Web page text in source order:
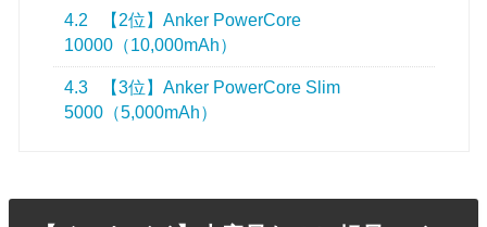
4.2
【2位】Anker PowerCore
10000（10,000mAh）
4.3
【3位】Anker PowerCore Slim
5000（5,000mAh）